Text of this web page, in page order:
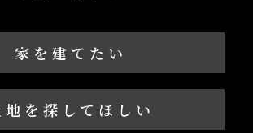
家を建てたい
地を探してほしい